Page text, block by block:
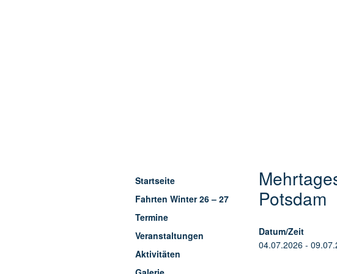
Startseite
Fahrten Winter 26 – 27
Termine
Veranstaltungen
Aktivitäten
Potsdam
Datum/Zeit
04.07.2026 -